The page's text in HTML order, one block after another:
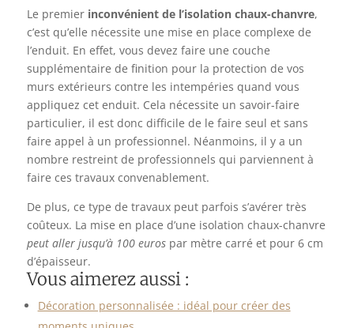
Le premier inconvénient de l’isolation chaux-chanvre,
c’est qu’elle nécessite une mise en place complexe de
l’enduit. En effet, vous devez faire une couche
supplémentaire de finition pour la protection de vos
murs extérieurs contre les intempéries quand vous
appliquez cet enduit. Cela nécessite un savoir-faire
particulier, il est donc difficile de le faire seul et sans
faire appel à un professionnel. Néanmoins, il y a un
nombre restreint de professionnels qui parviennent à
faire ces travaux convenablement.
De plus, ce type de travaux peut parfois s’avérer très
coûteux. La mise en place d’une isolation chaux-chanvre
peut aller jusqu’à 100 eurospar mètre carré et pour 6 cm
d’épaisseur.
Vous aimerez aussi :
Décoration personnalisée : idéal pour créer des